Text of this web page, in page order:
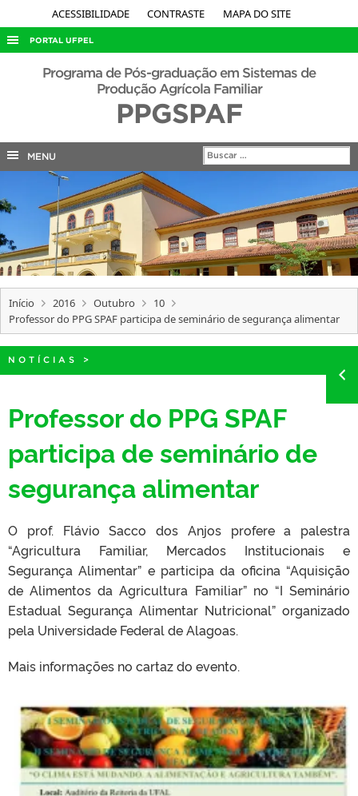
ACESSIBILIDADE CONTRASTE MAPA DO SITE
PORTAL UFPEL
ACESSO À INFORMAÇÃO
EDITAIS
INTERNACIONAL
OUVIDORIA
PORTARIAS
Programa de Pós-graduação em Sistemas de
Produção Agrícola Familiar
PPGSPAF
MENU
Início 2016 Outubro
10
Professor do PPG SPAF participa de seminário de segurança alimentar
NOTÍCIAS >
Professor do PPG SPAF
participa de seminário de
segurança alimentar
O prof. Flávio Sacco dos Anjos profere a palestra
“Agricultura Familiar, Mercados Institucionais e
Segurança Alimentar” e participa da oficina “Aquisição
de Alimentos da Agricultura Familiar” no “I Seminário
Estadual Segurança Alimentar Nutricional” organizado
pela Universidade Federal de Alagoas.
Mais informações no cartaz do evento.